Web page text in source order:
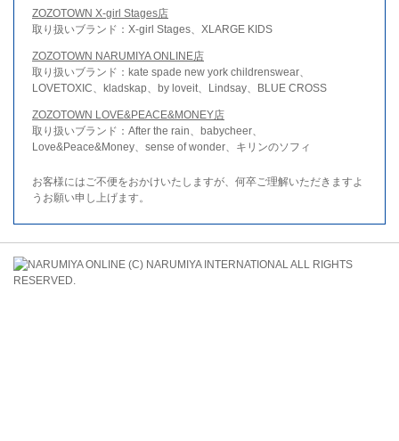
ZOZOTOWN X-girl Stages店
取り扱いブランド：X-girl Stages、XLARGE KIDS
ZOZOTOWN NARUMIYA ONLINE店
取り扱いブランド：kate spade new york childrenswear、
LOVETOXIC、kladskap、by loveit、Lindsay、BLUE CROSS
ZOZOTOWN LOVE&PEACE&MONEY店
取り扱いブランド：After the rain、babycheer、
Love&Peace&Money、sense of wonder、キリンのソフィ
お客様にはご不便をおかけいたしますが、何卒ご理解いただきますよ
うお願い申し上げます。